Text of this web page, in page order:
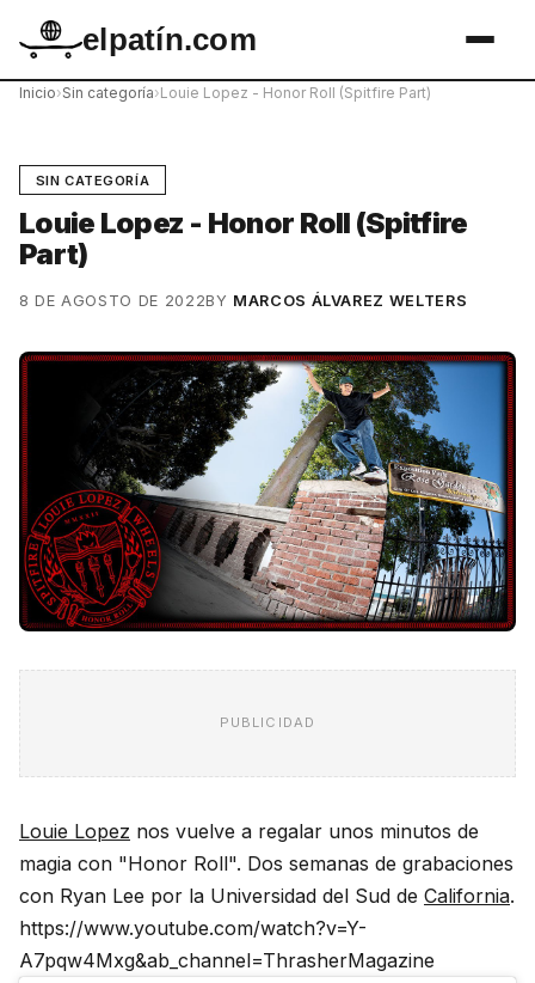
elpatín.com
Inicio›Sin categoría›Louie Lopez - Honor Roll (Spitfire Part)
SIN CATEGORÍA
Louie Lopez - Honor Roll (Spitfire
Part)
8 DE AGOSTO DE 2022BY MARCOS ÁLVAREZ WELTERS
PUBLICIDAD
Louie Lopez nos vuelve a regalar unos minutos de
magia con "Honor Roll". Dos semanas de grabaciones
con Ryan Lee por la Universidad del Sud de California.
https://www.youtube.com/watch?v=Y-
A7pqw4Mxg&ab_channel=ThrasherMagazine